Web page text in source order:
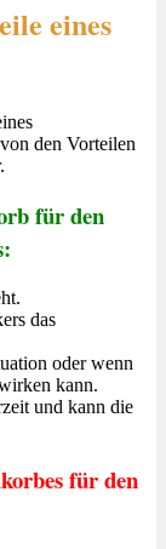
eines
den Vorteilen
für den
das
oder wenn
kann.
und kann die
für den